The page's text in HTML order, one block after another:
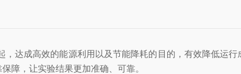
，达成高效的能源利用以及节能降耗的目的，有效降低运
障，让实验结果更加准确、可靠。